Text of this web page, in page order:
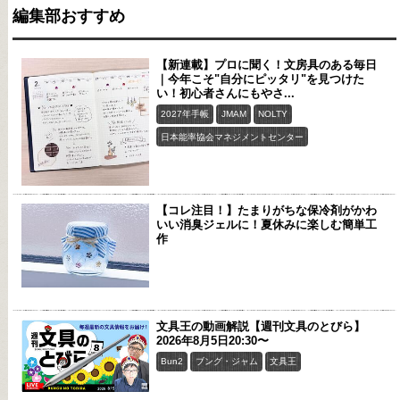
編集部おすすめ
【新連載】プロに聞く！文房具のある毎日
｜今年こそ"自分にピッタリ"を見つけた
い！初心者さんにもやさ...
2027年手帳 JMAM NOLTY
日本能率協会マネジメントセンター
【コレ注目！】たまりがちな保冷剤がかわ
いい消臭ジェルに！夏休みに楽しむ簡単工
作
文具王の動画解説【週刊文具のとびら】
2026年8月5日20:30〜
Bun2 ブング・ジャム 文具王